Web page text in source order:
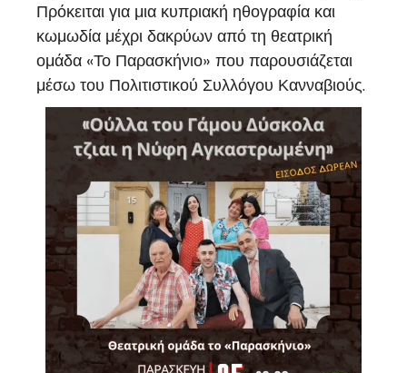
Πρόκειται για μια κυπριακή ηθογραφία και
κωμωδία μέχρι δακρύων από τη θεατρική
ομάδα «Το Παρασκήνιο» που παρουσιάζεται
μέσω του Πολιτιστικού Συλλόγου Κανναβιούς.